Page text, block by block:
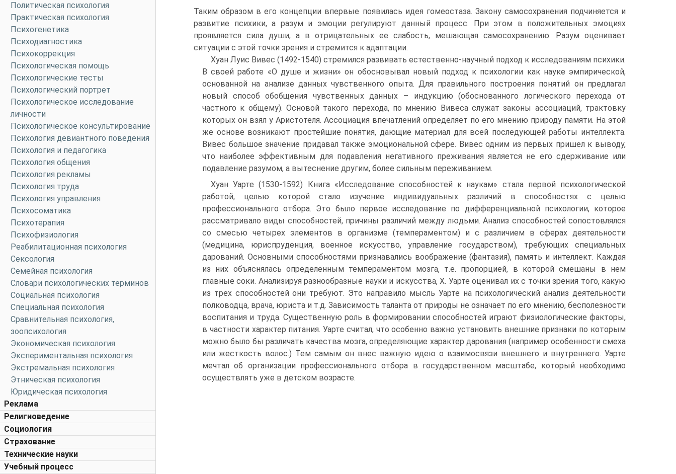
Политическая психология
Практическая психология
Психогенетика
Психодиагностика
Психокоррекция
Психологическая помощь
Психологические тесты
Психологический портрет
Психологическое исследование
личности
Психологическое консультирование
Психология девиантного поведения
Психология и педагогика
Психология общения
Психология рекламы
Психология труда
Психология управления
Психосоматика
Психотерапия
Психофизиология
Реабилитационная психология
Сексология
Семейная психология
Словари психологических терминов
Социальная психология
Специальная психология
Сравнительная психология,
зоопсихология
Экономическая психология
Экспериментальная психология
Экстремальная психология
Этническая психология
Юридическая психология
Реклама
Религиоведение
Социология
Страхование
Технические науки
Учебный процесс
Таким образом в его концепции впервые появилась идея гомеостаза. Закону самосохранения подчиняется и
развитие психики, а разум и эмоции регулируют данный процесс. При этом в положительных эмоциях
проявляется сила души, а в отрицательных ее слабость, мешающая самосохранению. Разум оценивает
ситуации с этой точки зрения и стремится к адаптации.
Хуан Луис Вивес (1492-1540) стремился развивать естественно-научный подход к исследованиям психики.
В своей работе «О душе и жизни» он обосновывал новый подход к психологии как науке эмпирической,
основанной на анализе данных чувственного опыта. Для правильного построения понятий он предлагал
новый способ обобщения чувственных данных – индукцию (обоснованного логического перехода от
частного к общему). Основой такого перехода, по мнению Вивеса служат законы ассоциаций, трактовку
которых он взял у Аристотеля. Ассоциация впечатлений определяет по его мнению природу памяти. На этой
же основе возникают простейшие понятия, дающие материал для всей последующей работы интеллекта.
Вивес большое значение придавал также эмоциональной сфере. Вивес одним из первых пришел к выводу,
что наиболее эффективным для подавления негативного преживания является не его сдерживание или
подавление разумом, а вытеснение другим, более сильным переживанием.
Хуан Уарте (1530-1592) Книга «Исследование способностей к наукам» стала первой психологической
работой, целью которой стало изучение индивидуальных различий в способностях с целью
профессионального отбора. Это было первое исследование по дифференциальной психологии, которое
рассматривало виды способностей, причины различий между людьми. Анализ способностей сопостовлялся
со смесью четырех элементов в организме (темпераментом) и с различием в сферах деятельности
(медицина, юриспруденция, военное искусство, управление государством), требующих специальных
дарований. Основными способностями признавались воображение (фантазия), память и интеллект. Каждая
из них объяснялась определенным темпераментом мозга, т.е. пропорцией, в которой смешаны в нем
главные соки. Анализируя разнообразные науки и искусства, Х. Уарте оценивал их с точки зрения того, какую
из трех способностей они требуют. Это направило мысль Уарте на психологический анализ деятельности
полководца, врача, юриста и т.д. Зависимость таланта от природы не означает по его мнению, бесполезности
воспитания и труда. Существенную роль в формировании способностей играют физиологические факторы,
в частности характер питания. Уарте считал, что особенно важно установить внешние признаки по которым
можно было бы различать качества мозга, определяющие характер дарования (например особенности смеха
или жесткость волос.) Тем самым он внес важную идею о взаимосвязи внешнего и внутреннего. Уарте
мечтал об организации профессионального отбора в государственном масштабе, который необходимо
осуществлять уже в детском возрасте.